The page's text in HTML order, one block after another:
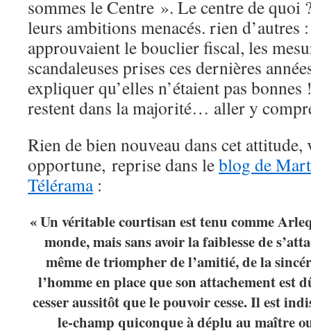
sommes le Centre ». Le centre de quoi
leurs ambitions menacés. rien d’autres
approuvaient le bouclier fiscal, les
scandaleuses prises ces dernières
expliquer qu’elles n’étaient pas
restent dans la majorité… aller y
Rien de bien nouveau dans cet
opportune, reprise dans leblog de
Télérama:
« Un véritable courtisan est tenu comme
monde, mais sans avoir la faiblesse de
même de triompher de l’amitié, de la
l’homme en place que son attachement est
cesser aussitôt que le pouvoir cesse. Il est
le-champ quiconque à déplu au maître